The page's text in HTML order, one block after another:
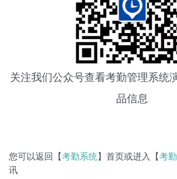
关注我们公众号查看考勤管理系统
品信息
您可以返回【考勤系统】首页或进入【考
讯